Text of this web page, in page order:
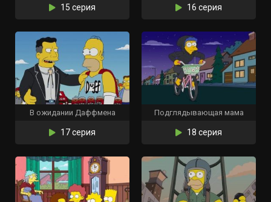
15 серия 16 серия
В ожидании Даффмена
17 серия
Подглядывающая мама
18 серия